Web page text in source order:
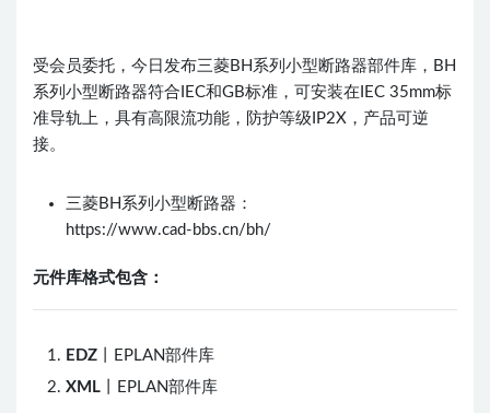
受会员委托，今日发布三菱BH系列小型断路器部件库，BH
系列小型断路器符合IEC和GB标准，可安装在IEC 35mm标
准导轨上，具有高限流功能，防护等级IP2X，产品可逆
接。
三菱BH系列小型断路器：
https://www.cad-bbs.cn/bh/
元件库格式包含：
EDZ 丨EPLAN部件库
XML 丨EPLAN部件库